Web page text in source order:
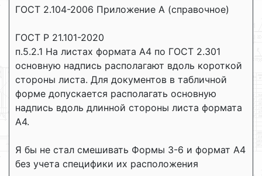
ГОСТ 2.104-2006 Приложение А (справочное)
ГОСТ Р 21.101-2020
п.5.2.1 На листах формата A4 по ГОСТ 2.301
основную надпись располагают вдоль короткой
стороны листа. Для документов в табличной
форме допускается располагать основную
надпись вдоль длинной стороны листа формата
A4.
Я бы не стал смешивать Формы 3-6 и формат А4
без учета специфики их расположения